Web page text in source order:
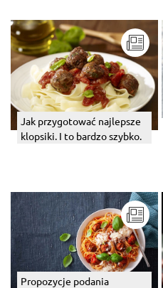
Jak przygotować najlepsze
klopsiki. I to bardzo szybko.
Propozycje podania